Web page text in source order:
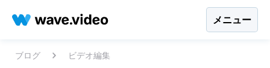
メニュー
ブログ ビデオ編集